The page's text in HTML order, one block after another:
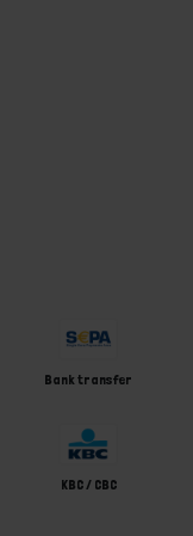
Bank transfer
KBC / CBC